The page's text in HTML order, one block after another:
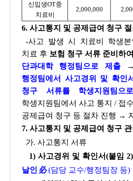
신입생OT중
치료비
2,000,000
6. 사고통지 및 공제급여 청구
-사고 발생 시 치료비 학생
치료 후 보험 청구 서류 준비하여
단과대학 행정팀으로 제출
행정팀에서 사고경위 및 확인
청구 서류를 학생지원팀으
학생지원팀에서 사고 통지 / 접
공제급여 청구 등 절차 진행 →
7. 사고통지 및 공제급여 청구
가. 사고통지 서류
1) 사고경위 및 확인서(붙임 2)
날인 必(담당 교수/행정팀장 등)